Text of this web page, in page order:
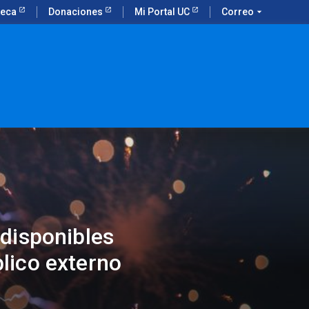
Donaciones Mi Portal UC Correo arrow_drop_down
externo